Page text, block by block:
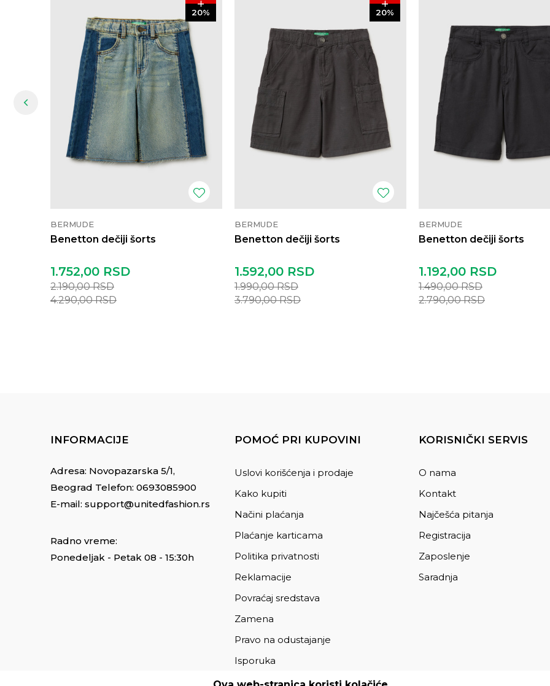
20%
BERMUDE
Benetton dečiji šorts
1.752,00 RSD
2.190,00RSD
4.290,00RSD
20%
BERMUDE
Benetton dečiji šorts
1.592,00 RSD
1.990,00RSD
3.790,00RSD
BERMUDE
Benetton dečiji šorts
1.192,00 RSD
1.490,00RSD
2.790,00RSD
INFORMACIJE
Adresa: Novopazarska 5/1,
Beograd Telefon: 0693085900
E-mail: support@unitedfashion.rs
Radno vreme:
Ponedeljak - Petak 08 - 15:30h
POMOĆ PRI KUPOVINI
Uslovi korišćenja i prodaje
Kako kupiti
Načini plaćanja
Plaćanje karticama
Politika privatnosti
Reklamacije
Povraćaj sredstava
Zamena
Pravo na odustajanje
Isporuka
KORISNIČKI SERVIS
O nama
Kontakt
Najčešća pitanja
Registracija
Zaposlenje
Saradnja